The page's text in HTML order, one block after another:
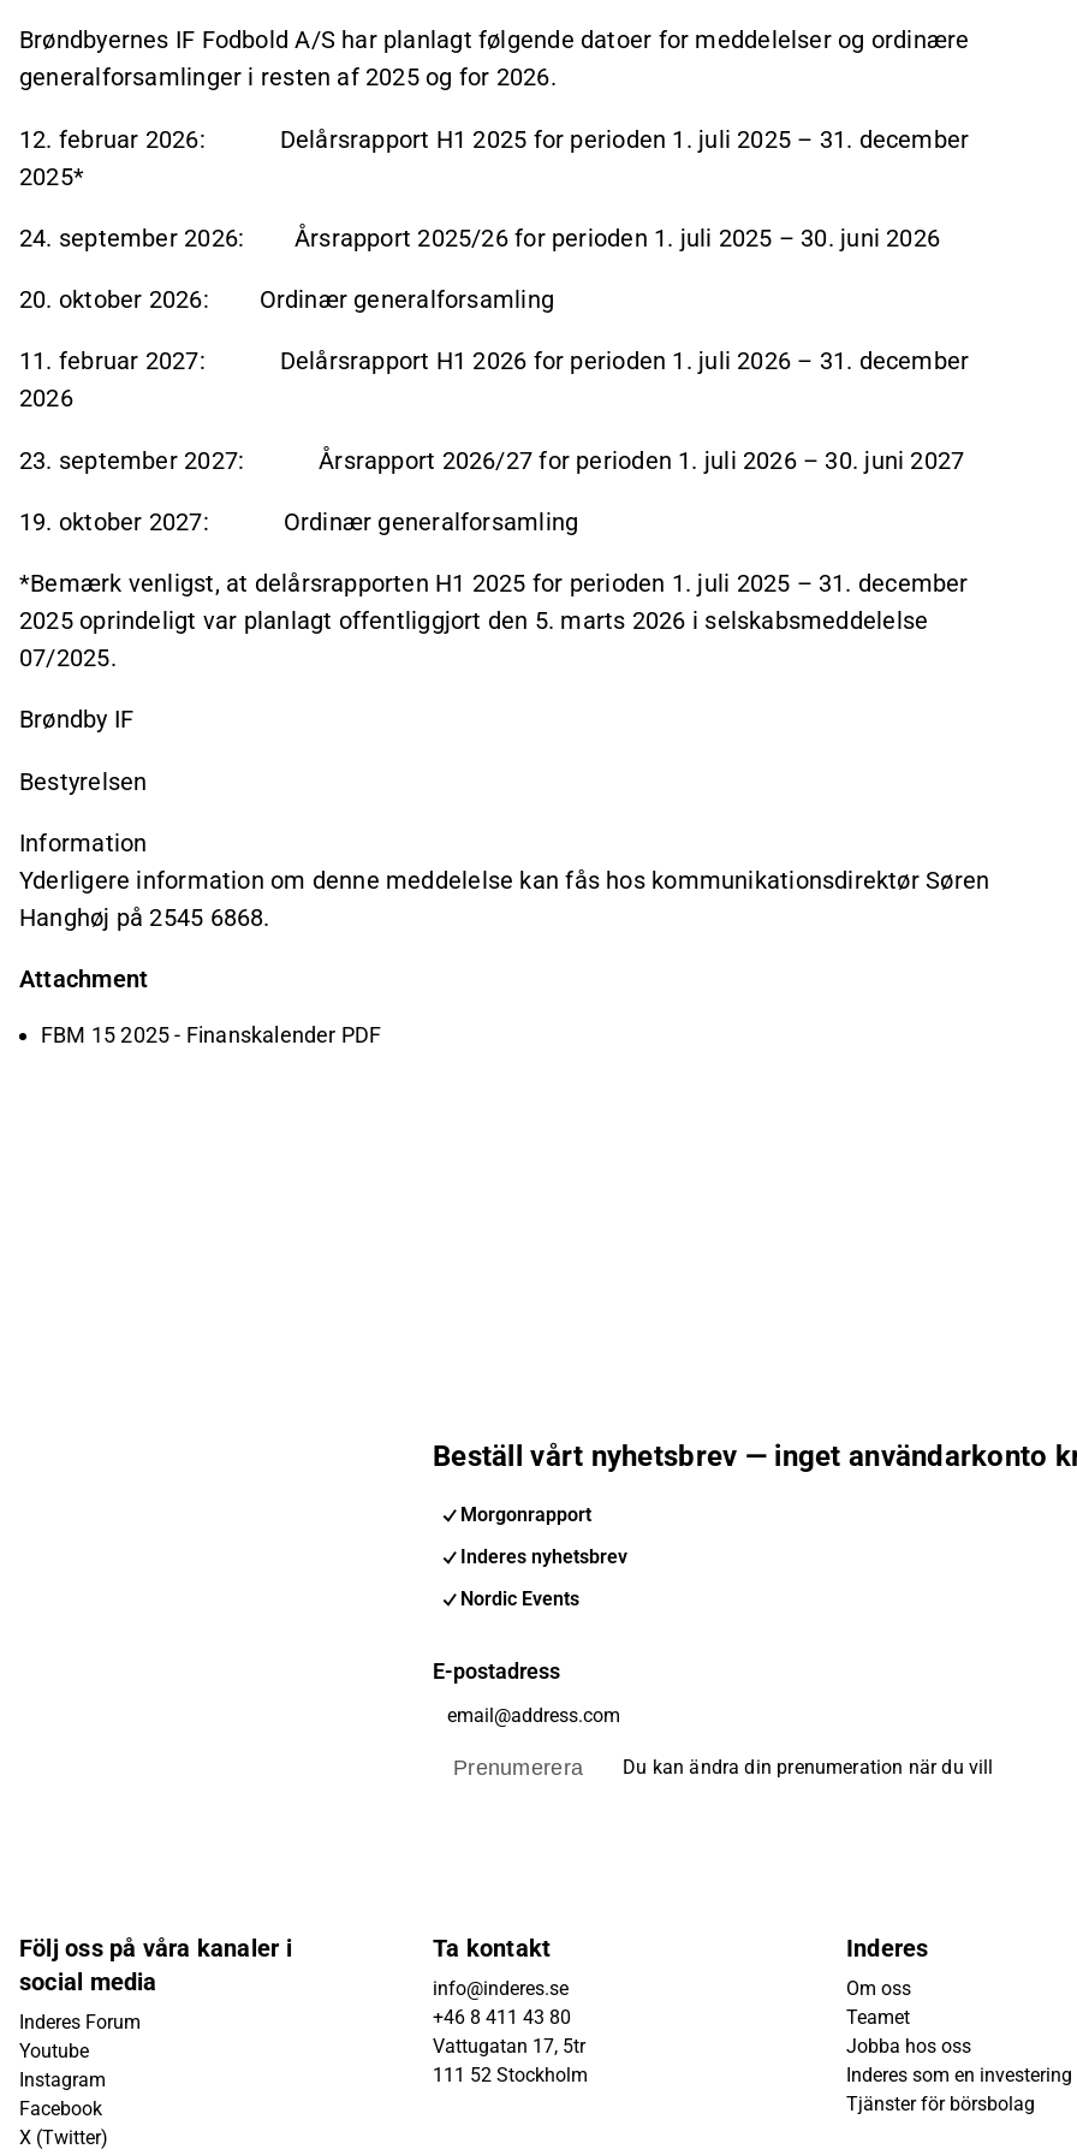
Brøndbyernes IF Fodbold A/S har planlagt følgende datoer for meddelelser og ordinære
generalforsamlinger i resten af 2025 og for 2026.
12. februar 2026: Delårsrapport H1 2025 for perioden 1. juli 2025 – 31. december
2025*
24. september 2026: Årsrapport 2025/26 for perioden 1. juli 2025 – 30. juni 2026
20. oktober 2026: Ordinær generalforsamling
11. februar 2027: Delårsrapport H1 2026 for perioden 1. juli 2026 – 31. december
2026
23. september 2027: Årsrapport 2026/27 for perioden 1. juli 2026 – 30. juni 2027
19. oktober 2027: Ordinær generalforsamling
*Bemærk venligst, at delårsrapporten H1 2025 for perioden 1. juli 2025 – 31. december
2025 oprindeligt var planlagt offentliggjort den 5. marts 2026 i selskabsmeddelelse
07/2025.
Brøndby IF
Bestyrelsen
Information
Yderligere information om denne meddelelse kan fås hos kommunikationsdirektør Søren
Hanghøj på 2545 6868.
Attachment
FBM 15 2025 - Finanskalender PDF
Beställ vårt nyhetsbrev — inget användarkonto
Morgonrapport
Inderes nyhetsbrev
Nordic Events
E-postadress
Prenumerera Du kan ändra din prenumeration när du vill
Följ oss på våra kanaler i
social media
Inderes Forum
Youtube
Instagram
Facebook
X (Twitter)
Ta kontakt
info@inderes.se
+46 8 411 43 80
Vattugatan 17, 5tr
111 52 Stockholm
Inderes
Om oss
Teamet
Jobba hos oss
Inderes som en investering
Tjänster för börsbolag